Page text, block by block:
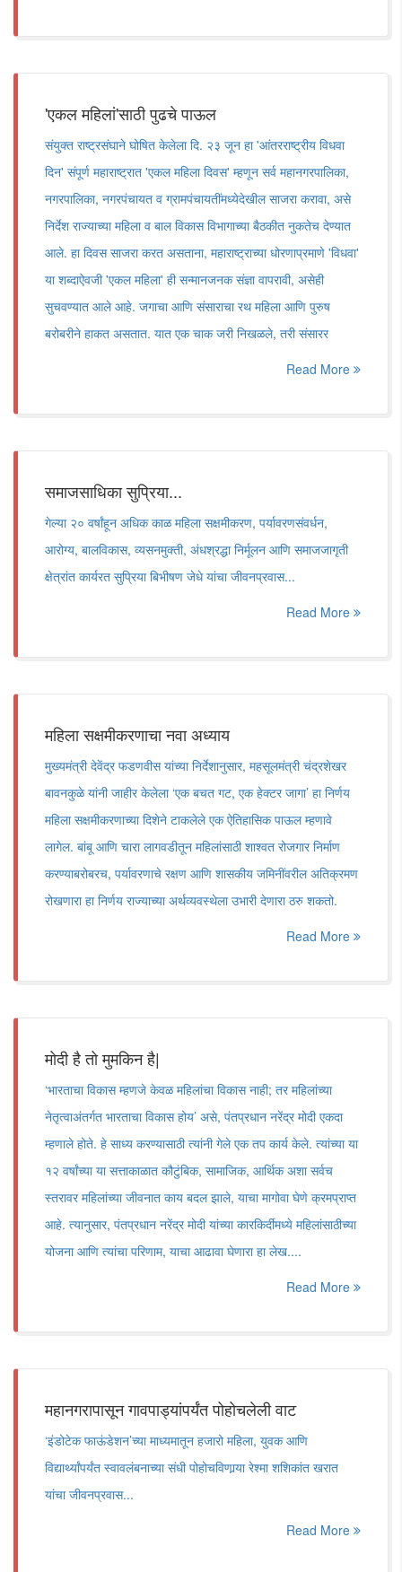
'एकल महिलां'साठी पुढचे पाऊल
संयुक्त राष्ट्रसंघाने घोषित केलेला दि. २३ जून हा 'आंतरराष्ट्रीय विधवा
दिन' संपूर्ण महाराष्ट्रात 'एकल महिला दिवस' म्हणून सर्व महानगरपालिका,
नगरपालिका, नगरपंचायत व ग्रामपंचायतींमध्येदेखील साजरा करावा, असे
निर्देश राज्याच्या महिला व बाल विकास विभागाच्या बैठकीत नुकतेच देण्यात
आले. हा दिवस साजरा करत असताना, महाराष्ट्राच्या धोरणाप्रमाणे 'विधवा'
या शब्दाऐवजी 'एकल महिला' ही सन्मानजनक संज्ञा वापरावी, असेही
सुचवण्यात आले आहे. जगाचा आणि संसाराचा रथ महिला आणि पुरुष
बरोबरीने हाकत असतात. यात एक चाक जरी निखळले, तरी संसारर
Read More
समाजसाधिका सुप्रिया...
गेल्या २० वर्षांहून अधिक काळ महिला सक्षमीकरण, पर्यावरणसंवर्धन,
आरोग्य, बालविकास, व्यसनमुक्ती, अंधश्रद्धा निर्मूलन आणि समाजजागृती
क्षेत्रांत कार्यरत सुप्रिया बिभीषण जेधे यांचा जीवनप्रवास...
Read More
महिला सक्षमीकरणाचा नवा अध्याय
मुख्यमंत्री देवेंद्र फडणवीस यांच्या निर्देशानुसार, महसूलमंत्री चंद्रशेखर
बावनकुळे यांनी जाहीर केलेला ‘एक बचत गट, एक हेक्टर जागा’ हा निर्णय
महिला सक्षमीकरणाच्या दिशेने टाकलेले एक ऐतिहासिक पाऊल म्हणावे
लागेल. बांबू आणि चारा लागवडीतून महिलांसाठी शाश्वत रोजगार निर्माण
करण्याबरोबरच, पर्यावरणाचे रक्षण आणि शासकीय जमिनींवरील अतिक्रमण
रोखणारा हा निर्णय राज्याच्या अर्थव्यवस्थेला उभारी देणारा ठरु शकतो.
Read More
मोदी है तो मुमकिन है|
‘भारताचा विकास म्हणजे केवळ महिलांचा विकास नाही; तर महिलांच्या
नेतृत्वाअंतर्गत भारताचा विकास होय’ असे, पंतप्रधान नरेंद्र मोदी एकदा
म्हणाले होते. हे साध्य करण्यासाठी त्यांनी गेले एक तप कार्य केले. त्यांच्या या
१२ वर्षांच्या या सत्ताकाळात कौटुंबिक, सामाजिक, आर्थिक अशा सर्वच
स्तरावर महिलांच्या जीवनात काय बदल झाले, याचा मागोवा घेणे क्रमप्राप्त
आहे. त्यानुसार, पंतप्रधान नरेंद्र मोदी यांच्या कारकिर्दीमध्ये महिलांसाठीच्या
योजना आणि त्यांचा परिणाम, याचा आढावा घेणारा हा लेख....
Read More
महानगरापासून गावपाड्यांपर्यंत पोहोचलेली वाट
‘इंडोटेक फाऊंडेशन’च्या माध्यमातून हजारो महिला, युवक आणि
विद्यार्थ्यांपर्यंत स्वावलंबनाच्या संधी पोहोचविणार्‍या रेश्मा शशिकांत खरात
यांचा जीवनप्रवास...
Read More